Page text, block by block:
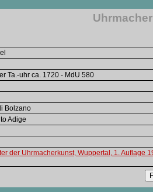
Ta.-uhr ca. 1720 - MdU 580
Bolzano
Adige
der Uhrmacherkunst, Wuppertal, 1. Auflage